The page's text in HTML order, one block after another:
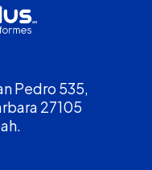
Pedro 535,
27105